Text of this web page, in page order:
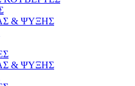
& ΨΥΞΗΣ
& ΨΥΞΗΣ